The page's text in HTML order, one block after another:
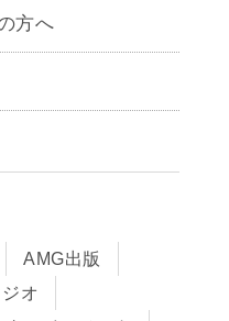
方へ
リー
AMG出版
オ